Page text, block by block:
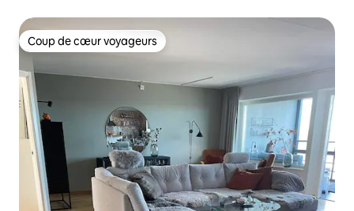
Coup de cœur voyageurs
Coup de cœur voyageurs